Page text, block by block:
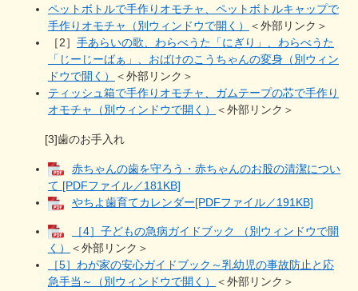
ペットボトルで手作りオモチャ、ペットボトルキャップで
手作りオモチャ（別ウィンドウで開く）
＜外部リンク＞
［2］ 手あらいの歌、わらべうた「にぎり」、わらべうた
「じーじーばぁ」、おばけのこうちゃんの変身（別ウィン
ドウで開く）
＜外部リンク＞
ティッシュ箱で手作りオモチャ、ガムテープの芯で手作り
オモチャ（別ウィンドウで開く）
＜外部リンク＞
[3]歯のお手入れ
赤ちゃんの歯を守ろう・赤ちゃんのお股の清潔につい
て [PDFファイル／181KB]
やちよ歯育てカレンダー[PDFファイル／191KB]
［4］子どもの急病ガイドブック （別ウィンドウで開
く）
＜外部リンク＞
［5］わが家の安心ガイドブック～乳幼児の事故防止と応
急手当～（別ウィンドウで開く）
＜外部リンク＞